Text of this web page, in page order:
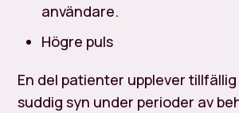
användare.
Högre puls
En del patienter upplever
suddig syn under perioder av